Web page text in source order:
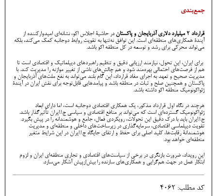
جمع‌بندی
قرارداد ۲ میلیارد دلاری آذربایجان و پاکستان
در حاشیۀ اجلاس اکو، نشانه‌ای امیدوارکننده از
آیندۀ همکاری‌های منطقه‌ای است. این توافق نه‌تنها به تقویت روابط دوجانبه کمک می‌کند، بلکه
می‌تواند محرکی برای رشد و توسعه در کل منطقه اکو باشد.
برای ایران، این تحول، نیازمند ارزیابی دقیق و تنظیم راهبردهای دیپلماتیک و اقتصادی است تا
هم از فرصت‌های احتمالی بهره‌مند شود و هم چالش‌های ناشی از تغییر موازنه را مدیریت کند. با
مدیریت صحیح و تعهد به اجرای مفاد قرارداد، این گام بلند می‌تواند به نفع ملت‌های آذربایجان و
پاکستان و همچنین صلح و ثبات در منطقه باشد و پیامدهایی قابل‌توجه برای نقش ایران در آیندۀ
ژئواکونومیک منطقه اکو داشته باشد.
هرچند در نگاه اول قرارداد مذکور، یک همکاری اقتصادی دوجانبه است، اما دارای ابعاد
ژئواکونومیک گسترده‌ای است که می‌تواند بر منافع اقتصادی و سیاسی ج.ا.ایران تأثیرگذار باشد.
ج.ا.ایران باید با درک دقیق این تحولات، رویکردی فعال، جامع و هوشمندانه را در پیش بگیرد.
تقویت دیپلماسی اقتصادی، سرمایه‌گذاری در زیرساخت‌های داخلی و منطقه‌ای و مدیریت
هوشمندانۀ رقابت‌ها، کلید اصلی برای حفظ و ارتقای جایگاه ج.ا.ایران در این شرایط متغیر
منطقه‌ای خواهد بود.
این رویداد، ضرورت بازنگری در برخی از سیاست‌های اقتصادی و تجاری منطقه‌ای ایران و لزوم
ابتکار عمل در جهت هم‌گرایی و همکاری‌های سازنده را بیش‌ازپیش آشکار می‌سازد.
کد مطلب: 4062